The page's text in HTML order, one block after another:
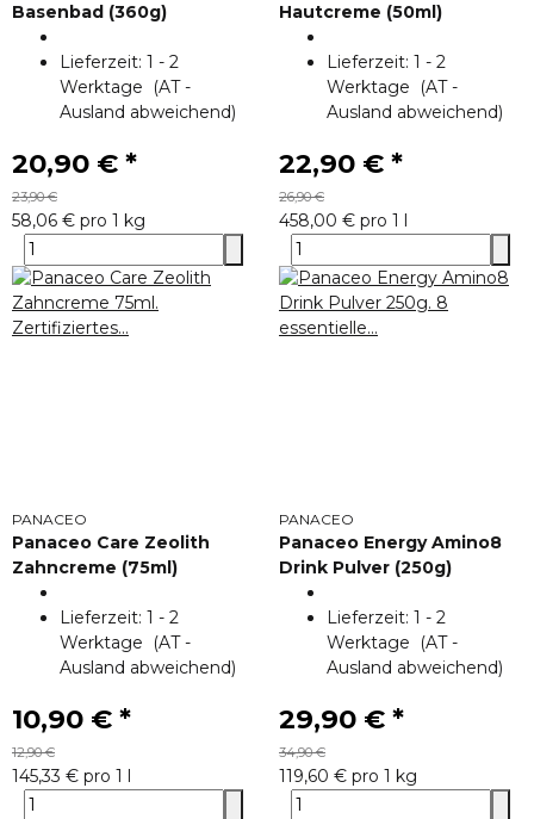
Basenbad (360g)
Lieferzeit: 1 - 2
Werktage
(AT -
Ausland abweichend)
20,90 € *
23,90 €
58,06 € pro 1 kg
Hautcreme (50ml)
Lieferzeit: 1 - 2
Werktage
(AT -
Ausland abweichend)
22,90 € *
26,90 €
458,00 € pro 1 l
PANACEO
Panaceo Care Zeolith
Zahncreme (75ml)
Lieferzeit: 1 - 2
Werktage
(AT -
Ausland abweichend)
10,90 € *
12,90 €
145,33 € pro 1 l
PANACEO
Panaceo Energy Amino8
Drink Pulver (250g)
Lieferzeit: 1 - 2
Werktage
(AT -
Ausland abweichend)
29,90 € *
34,90 €
119,60 € pro 1 kg